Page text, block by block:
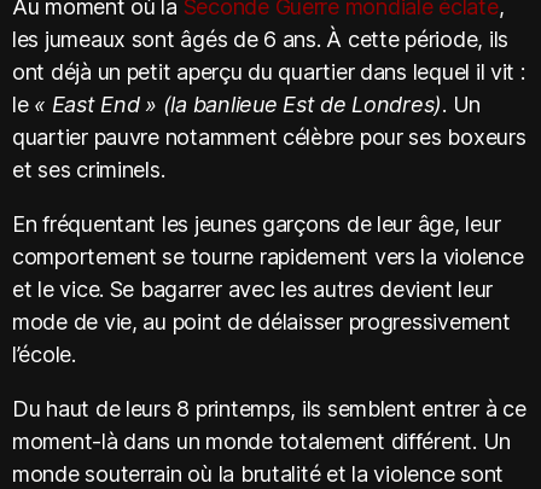
Au moment où la Seconde Guerre mondiale éclate,
les jumeaux sont âgés de 6 ans. À cette période, ils
ont déjà un petit aperçu du quartier dans lequel il vit :
le « East End » (la banlieue Est de Londres). Un
quartier pauvre notamment célèbre pour ses boxeurs
et ses criminels.
En fréquentant les jeunes garçons de leur âge, leur
comportement se tourne rapidement vers la violence
et le vice. Se bagarrer avec les autres devient leur
mode de vie, au point de délaisser progressivement
l’école.
Du haut de leurs 8 printemps, ils semblent entrer à ce
moment-là dans un monde totalement différent. Un
monde souterrain où la brutalité et la violence sont